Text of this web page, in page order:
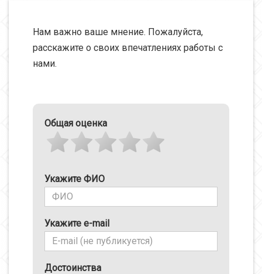
Нам важно ваше мнение. Пожалуйста,
расскажите о своих впечатлениях работы с
нами.
Общая оценка
Укажите ФИО
Укажите e-mail
Достоинства